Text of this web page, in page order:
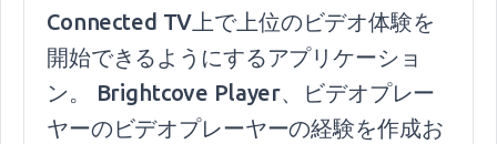
Connected TV上で上位のビデオ体験を
開始できるようにするアプリケーショ
ン。 Brightcove Player、ビデオプレー
ヤーのビデオプレーヤーの経験を作成お